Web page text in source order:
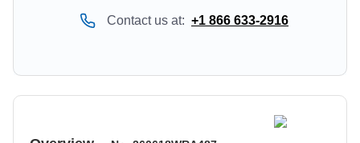
Contact us at: +1 866 633-2916